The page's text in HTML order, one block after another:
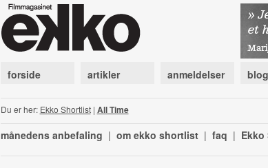
forside artikler anmeldelser
Du er her: Ekko Shortlist| All Time
månedens anbefaling | om ekko shortlist | faq |